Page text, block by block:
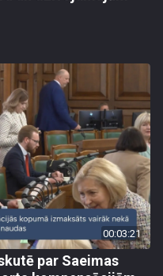
00:03:21
par Saeimas